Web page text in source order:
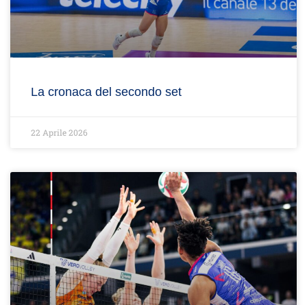
La cronaca del secondo set
22 Aprile 2026